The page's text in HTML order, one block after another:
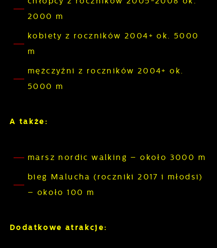
2000 m
kobiety z roczników 2004+ ok. 5000
m
mężczyźni z roczników 2004+ ok.
5000 m
A także:
marsz nordic walking – około 3000 m
bieg Malucha (roczniki 2017 i młodsi)
– około 100 m
Dodatkowe atrakcje:
witryny internetowej. Treści promocyjne mogą
pojawić się na stronach podmiotów trzecich
lub firm będących naszymi partnerami oraz
innych dostawców usług. Firmy te działają w
nasze treści w postaci wiadomości, ofert,
komunikatów mediów społecznościowych.